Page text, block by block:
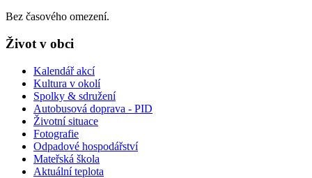
Bez časového omezení.
Život v obci
Kalendář akcí
Kultura v okolí
Spolky & sdružení
Autobusová doprava - PID
Životní situace
Fotografie
Odpadové hospodářství
Mateřská škola
Aktuální teplota